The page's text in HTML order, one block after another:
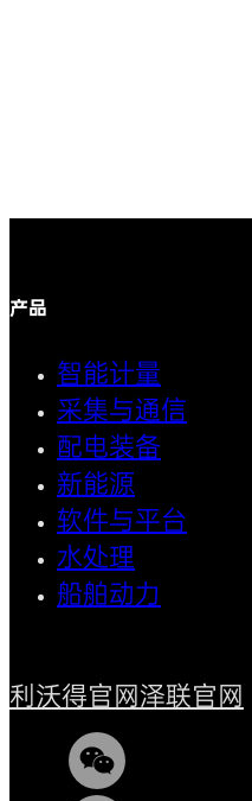
产品
智能计量
采集与通信
配电装备
新能源
软件与平台
水处理
船舶动力
利沃得官网泽联官网